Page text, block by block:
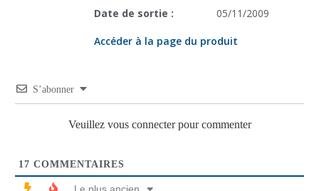
Date de sortie :
05/11/2009
Accéder à la page du produit
S’abonner
Veuillez vous connecter pour commenter
17 COMMENTAIRES